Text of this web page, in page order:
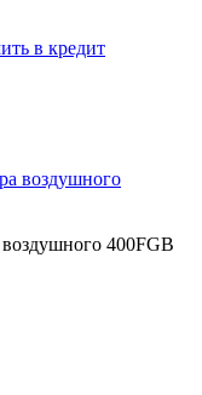
в кредит
400FGB